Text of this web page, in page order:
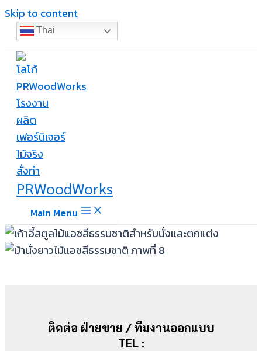
Skip to content
Thai
PRWoodWorks
Main Menu
ติดต่อ ฝ่ายขาย / ทีมงานออกแบบ
TEL :